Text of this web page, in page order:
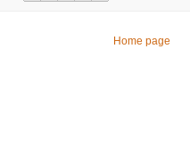
Home page